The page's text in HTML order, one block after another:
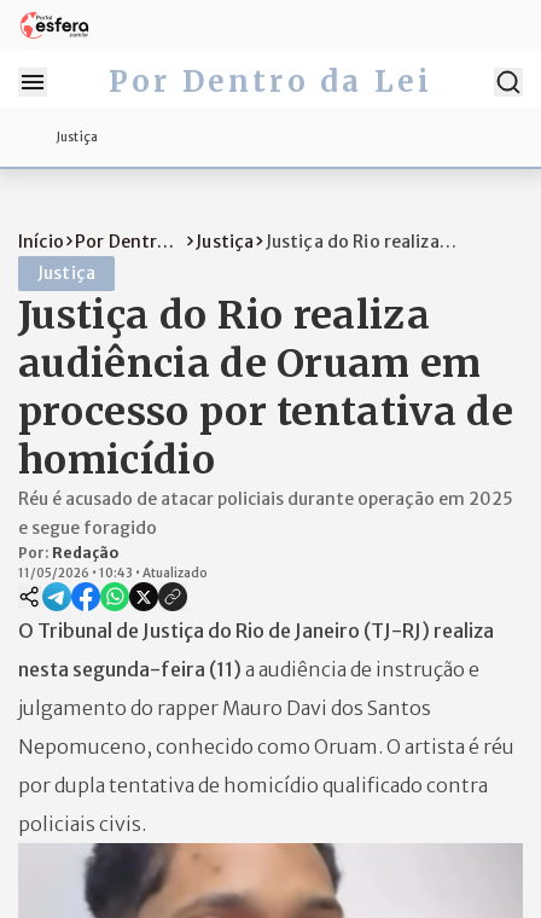
Por Dentro da Lei
Justiça
Início
Por Dentro
da Lei
Justiça
Justiça do Rio realiza
Justiça
Justiça do Rio realiza
audiência de Oruam em
processo por tentativa de
homicídio
Réu é acusado de atacar policiais durante operação em 2025
e segue foragido
Por: Redação
11/05/2026 • 10:43 • Atualizado
O Tribunal de Justiça do Rio de Janeiro (TJ-RJ) realiza
nesta segunda-feira (11) a audiência de instrução e
julgamento do rapper Mauro Davi dos Santos
Nepomuceno, conhecido como Oruam. O artista é réu
por dupla tentativa de homicídio qualificado contra
policiais civis.